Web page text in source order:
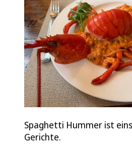
Spaghetti Hummer ist
Gerichte.